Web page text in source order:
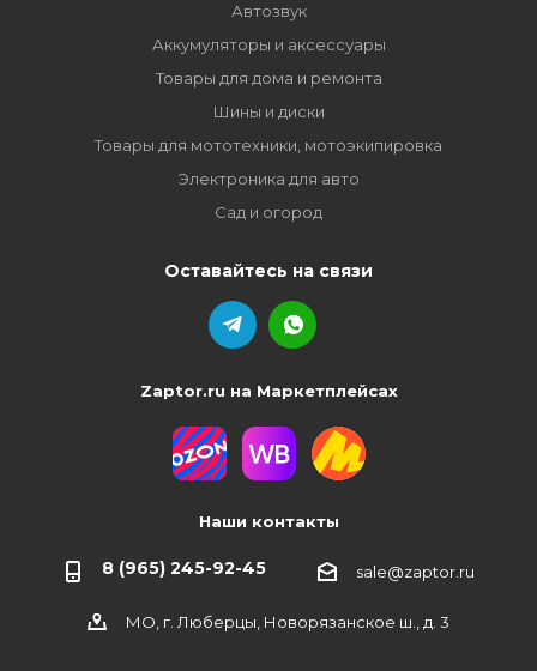
Автозвук
Аккумуляторы и аксессуары
Товары для дома и ремонта
Шины и диски
Товары для мототехники, мотоэкипировка
Электроника для авто
Сад и огород
Оставайтесь на связи
Zaptor.ru на Маркетплейсах
Наши контакты
8 (965) 245-92-45 sale@zaptor.ru
МО, г. Люберцы, Новорязанское ш., д. 3